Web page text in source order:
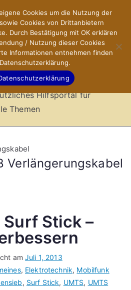
Sites.de
Hilfsportal für
Themen
Verlängerungskabel
Surf Stick –
am Juli 1, 2013
, Elektrotechnik, Mobilfunk
, Surf Stick, UMTS, UMTS
Cookies um die Nutzung der
Cookies von Drittanbietern
Durch Bestätigung mit OK erklären
/ Nutzung dieser Cookies
Informationen entnehmen finden